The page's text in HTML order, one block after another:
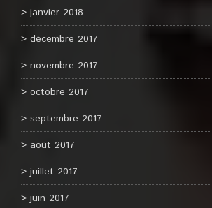
janvier 2018
décembre 2017
novembre 2017
octobre 2017
septembre 2017
août 2017
juillet 2017
juin 2017